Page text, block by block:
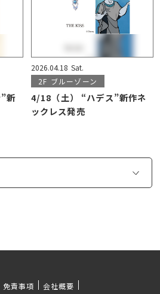
新
2026.04.18 Sat.
2F ブルーゾーン
4/18（土） “ハデス”新作ネ
ックレス発売
免責事項 会社概要